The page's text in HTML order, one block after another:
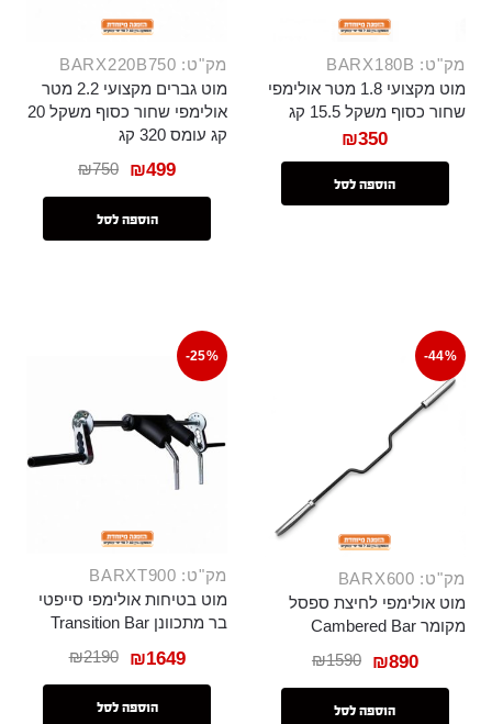
מק"ט: BARX180B
מוט מקצועי 1.8 מטר אולימפי
שחור כסוף משקל 15.5 קג
₪350
הוספה לסל
מק"ט: BARX220B750
מוט גברים מקצועי 2.2 מטר
אולימפי שחור כסוף משקל 20
קג עומס 320 קג
₪750 ₪499
הוספה לסל
-44%
מק"ט: BARX600
מוט אולימפי לחיצת ספסל
מקומר Cambered Bar
₪1590 ₪890
הוספה לסל
-25%
מק"ט: BARXT900
מוט בטיחות אולימפי סייפטי
בר מתכוונן Transition Bar
₪2190 ₪1649
הוספה לסל